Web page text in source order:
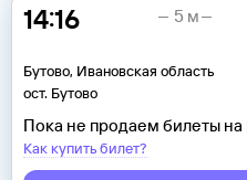
14:16
Бутово, Ивановская область
ост. Бутово
5 м
Пока не продаем билеты на
Как купить билет?